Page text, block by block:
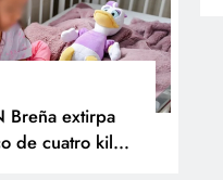
Breña extirpa
de cuatro kilos